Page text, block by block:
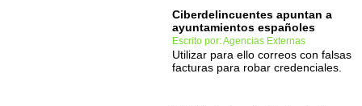
Ciberdelincuentes apuntan a
ayuntamientos españoles
Escrito por: Agencias Externas
Utilizar para ello correos con falsas
facturas para robar credenciales.